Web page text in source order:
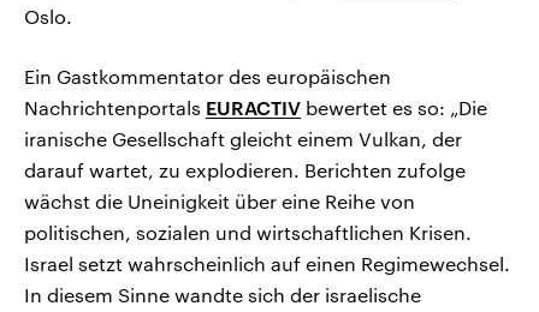
Oslo.
Ein Gastkommentator des europäischen
Nachrichtenportals EURACTIV bewertet es so: „Die
iranische Gesellschaft gleicht einem Vulkan, der
darauf wartet, zu explodieren. Berichten zufolge
wächst die Uneinigkeit über eine Reihe von
politischen, sozialen und wirtschaftlichen Krisen.
Israel setzt wahrscheinlich auf einen Regimewechsel.
In diesem Sinne wandte sich der israelische